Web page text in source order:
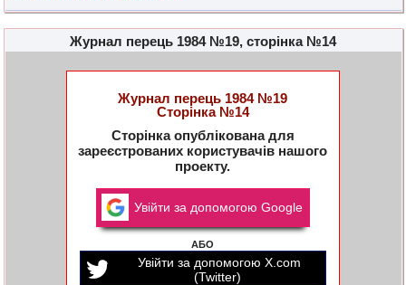
Журнал перець 1984 №19, сторінка №14
Журнал перець 1984 №19
Сторінка №14
Сторінка опублікована для
зареєстрованих користувачів нашого
проекту.
Увійти за допомогою Google
АБО
Увійти за допомогою X.com
(Twitter)